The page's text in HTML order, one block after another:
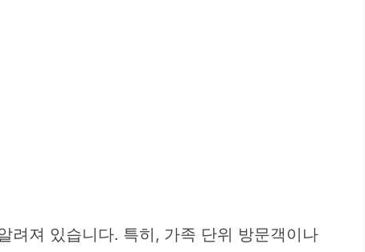
려져 있습니다. 특히, 가족 단위 방문객이나